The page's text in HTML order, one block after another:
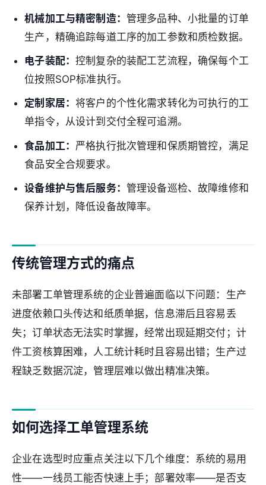
机械加工与精密制造： 管理多品种、小批量的订单
生产，精确追踪每道工序的加工参数和质检数据。
电子装配：控制复杂的装配工艺流程，确保每个工
位按照SOP标准执行。
定制家居： 将客户的个性化需求转化为可执行的工
单指令，从设计到交付全程可追溯。
食品加工： 严格执行批次管理和保质期管控，满足
食品安全合规要求。
设备维护与售后服务： 管理设备巡检、故障维修和
保养计划，降低设备故障率。
传统管理方式的痛点
未部署工单管理系统的企业普遍面临以下问题：生产
进度依赖口头传达和纸质单据，信息滞后且容易丢
失；订单状态无法实时掌握，经常出现延期交付；计
件工资核算困难，人工统计耗时且容易出错；生产过
程缺乏数据沉淀，管理层难以做出精准决策。
如何选择工单管理系统
企业在选型时应重点关注以下几个维度：系统的易用
性——一线员工能否快速上手；部署效率——是否支